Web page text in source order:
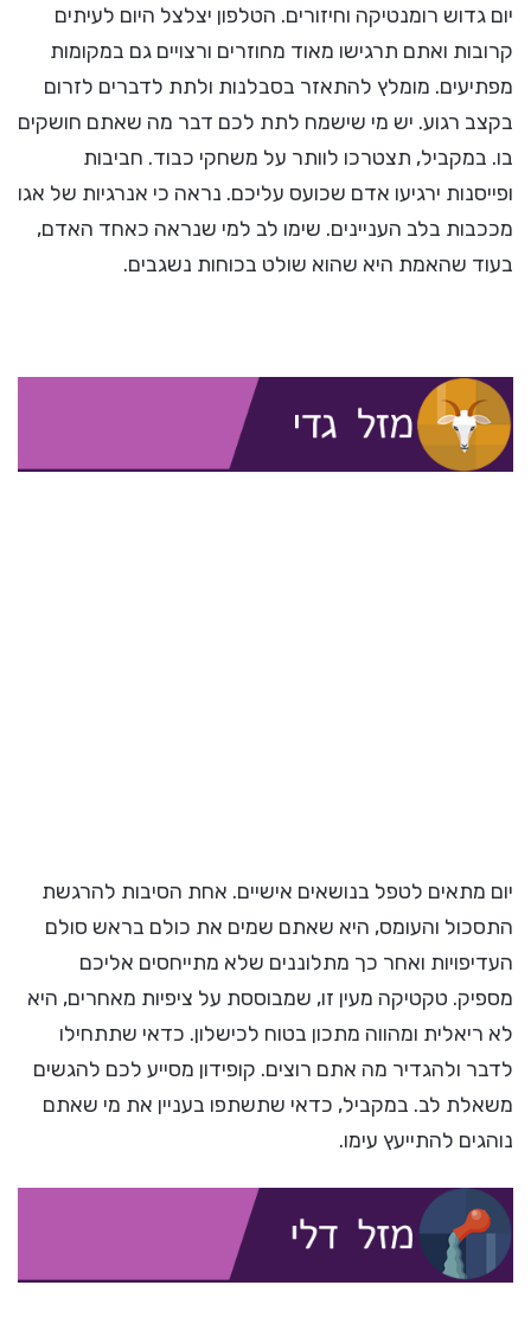
יום גדוש רומנטיקה וחיזורים. הטלפון יצלצל היום לעיתים
קרובות ואתם תרגישו מאוד מחוזרים ורצויים גם במקומות
מפתיעים. מומלץ להתאזר בסבלנות ולתת לדברים לזרום
בקצב רגוע. יש מי שישמח לתת לכם דבר מה שאתם חושקים
בו. במקביל, תצטרכו לוותר על משחקי כבוד. חביבות
ופייסנות ירגיעו אדם שכועס עליכם. נראה כי אנרגיות של אגו
מככבות בלב העניינים. שימו לב למי שנראה כאחד האדם,
בעוד שהאמת היא שהוא שולט בכוחות נשגבים.
יום מתאים לטפל בנושאים אישיים. אחת הסיבות להרגשת
התסכול והעומס, היא שאתם שמים את כולם בראש סולם
העדיפויות ואחר כך מתלוננים שלא מתייחסים אליכם
מספיק. טקטיקה מעין זו, שמבוססת על ציפיות מאחרים, היא
לא ריאלית ומהווה מתכון בטוח לכישלון. כדאי שתתחילו
לדבר ולהגדיר מה אתם רוצים. קופידון מסייע לכם להגשים
משאלת לב. במקביל, כדאי שתשתפו בעניין את מי שאתם
נוהגים להתייעץ עימו.